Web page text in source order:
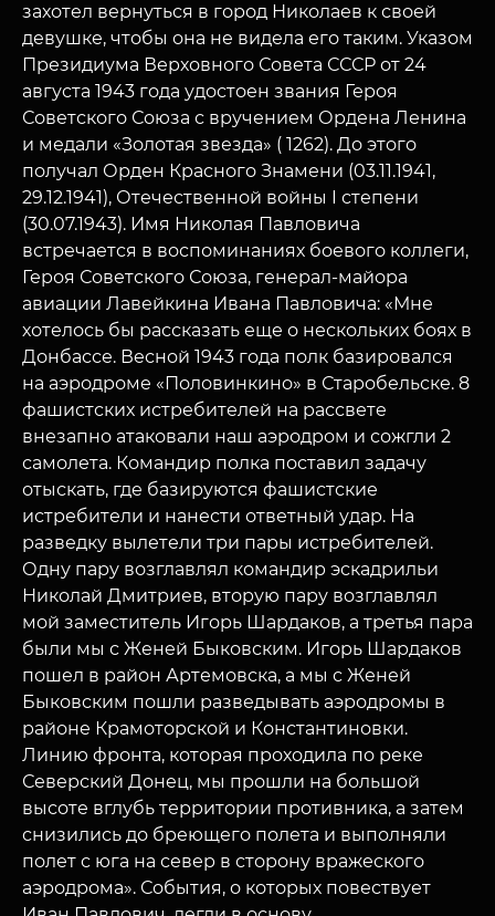
захотел вернуться в город Николаев к своей
девушке, чтобы она не видела его таким. Указом
Президиума Верховного Совета СССР от 24
августа 1943 года удостоен звания Героя
Советского Союза с вручением Ордена Ленина
и медали «Золотая звезда» ( 1262). До этого
получал Орден Красного Знамени (03.11.1941,
29.12.1941), Отечественной войны I степени
(30.07.1943). Имя Николая Павловича
встречается в воспоминаниях боевого коллеги,
Героя Советского Союза, генерал-майора
авиации Лавейкина Ивана Павловича: «Мне
хотелось бы рассказать еще о нескольких боях в
Донбассе. Весной 1943 года полк базировался
на аэродроме «Половинкино» в Старобельске. 8
фашистских истребителей на рассвете
внезапно атаковали наш аэродром и сожгли 2
самолета. Командир полка поставил задачу
отыскать, где базируются фашистские
истребители и нанести ответный удар. На
разведку вылетели три пары истребителей.
Одну пару возглавлял командир эскадрильи
Николай Дмитриев, вторую пару возглавлял
мой заместитель Игорь Шардаков, а третья пара
были мы с Женей Быковским. Игорь Шардаков
пошел в район Артемовска, а мы с Женей
Быковским пошли разведывать аэродромы в
районе Крамоторской и Константиновки.
Линию фронта, которая проходила по реке
Северский Донец, мы прошли на большой
высоте вглубь территории противника, а затем
снизились до бреющего полета и выполняли
полет с юга на север в сторону вражеского
аэродрома». События, о которых повествует